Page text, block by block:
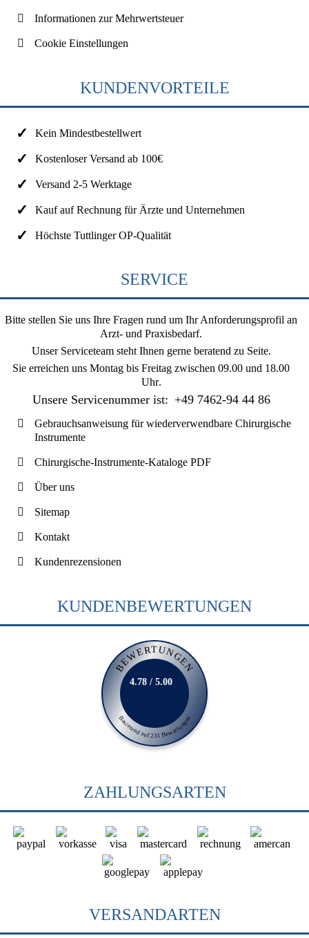
Informationen zur Mehrwertsteuer
Cookie Einstellungen
KUNDENVORTEILE
Kein Mindestbestellwert
Kostenloser Versand ab 100€
Versand 2-5 Werktage
Kauf auf Rechnung für Ärzte und Unternehmen
Höchste Tuttlinger OP-Qualität
SERVICE
Bitte stellen Sie uns Ihre Fragen rund um Ihr Anforderungsprofil an
Arzt- und Praxisbedarf.
Unser Serviceteam steht Ihnen gerne beratend zu Seite.
Sie erreichen uns Montag bis Freitag zwischen 09.00 und 18.00
Uhr.
Unsere Servicenummer ist: +49 7462-94 44 86
Gebrauchsanweisung für wiederverwendbare Chirurgische
Instrumente
Chirurgische-Instrumente-Kataloge PDF
Über uns
Sitemap
Kontakt
Kundenrezensionen
KUNDENBEWERTUNGEN
BEWERTUNGEN
Basierend auf 231 Bewertungen
4.78 / 5.00
ZAHLUNGSARTEN
VERSANDARTEN